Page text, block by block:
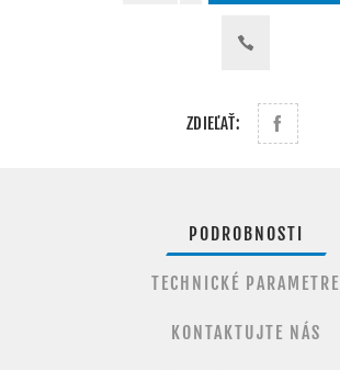
ZDIEĽAŤ:
PODROBNOSTI
TECHNICKÉ PARAMETRE
KONTAKTUJTE NÁS